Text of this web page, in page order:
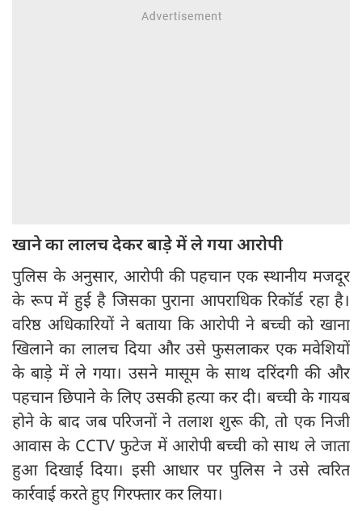
खाने का लालच देकर बाड़े में ले गया आरोपी
पुलिस के अनुसार, आरोपी की पहचान एक स्थानीय मजदूर
के रूप में हुई है जिसका पुराना आपराधिक रिकॉर्ड रहा है।
वरिष्ठ अधिकारियों ने बताया कि आरोपी ने बच्ची को खाना
खिलाने का लालच दिया और उसे फुसलाकर एक मवेशियों
के बाड़े में ले गया। उसने मासूम के साथ दरिंदगी की और
पहचान छिपाने के लिए उसकी हत्या कर दी। बच्ची के गायब
होने के बाद जब परिजनों ने तलाश शुरू की, तो एक निजी
आवास के CCTV फुटेज में आरोपी बच्ची को साथ ले जाता
हुआ दिखाई दिया। इसी आधार पर पुलिस ने उसे त्वरित
कार्रवाई करते हुए गिरफ्तार कर लिया।